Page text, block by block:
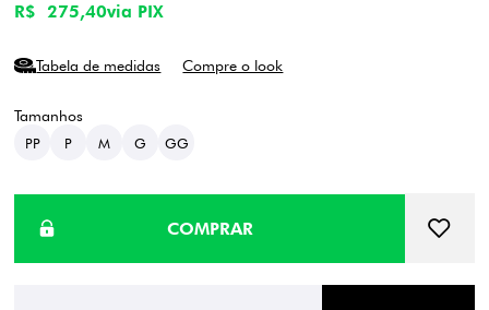
R$ 275,40via PIX
Tabela de medidas Compre o look
PP P M G GG